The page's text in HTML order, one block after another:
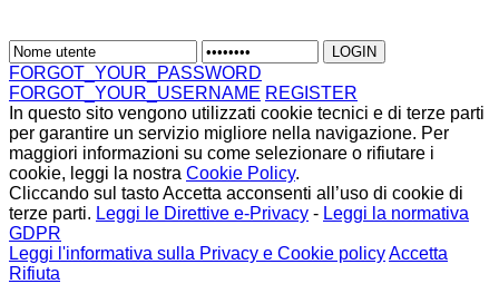
FORGOT_YOUR_PASSWORD
FORGOT_YOUR_USERNAME REGISTER
In questo sito vengono utilizzati cookie tecnici e di terze parti
per garantire un servizio migliore nella navigazione. Per
maggiori informazioni su come selezionare o rifiutare i
cookie, leggi la nostra Cookie Policy.
Cliccando sul tasto Accetta acconsenti all’uso di cookie di
terze parti. Leggi le Direttive e-Privacy - Leggi la normativa
GDPR
Leggi l'informativa sulla Privacy e Cookie policyAccetta
Rifiuta